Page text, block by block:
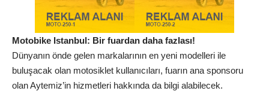
Motobike Istanbul: Bir fuardan daha fazlası!
Dünyanın önde gelen markalarının en yeni modelleri ile
buluşacak olan motosiklet kullanıcıları, fuarın ana sponsoru
olan Aytemiz’in hizmetleri hakkında da bilgi alabilecek.